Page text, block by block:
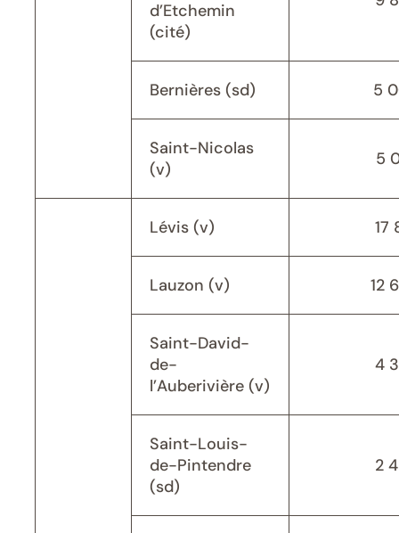
d’Etchemin
(cité)
Bernières (sd) 5
Saint-Nicolas
(v)
5
Lévis (v) 17
Lauzon (v) 12
Saint-David-
de-
l’Auberivière (v)
4
Saint-Louis-
de-Pintendre
(sd)
2